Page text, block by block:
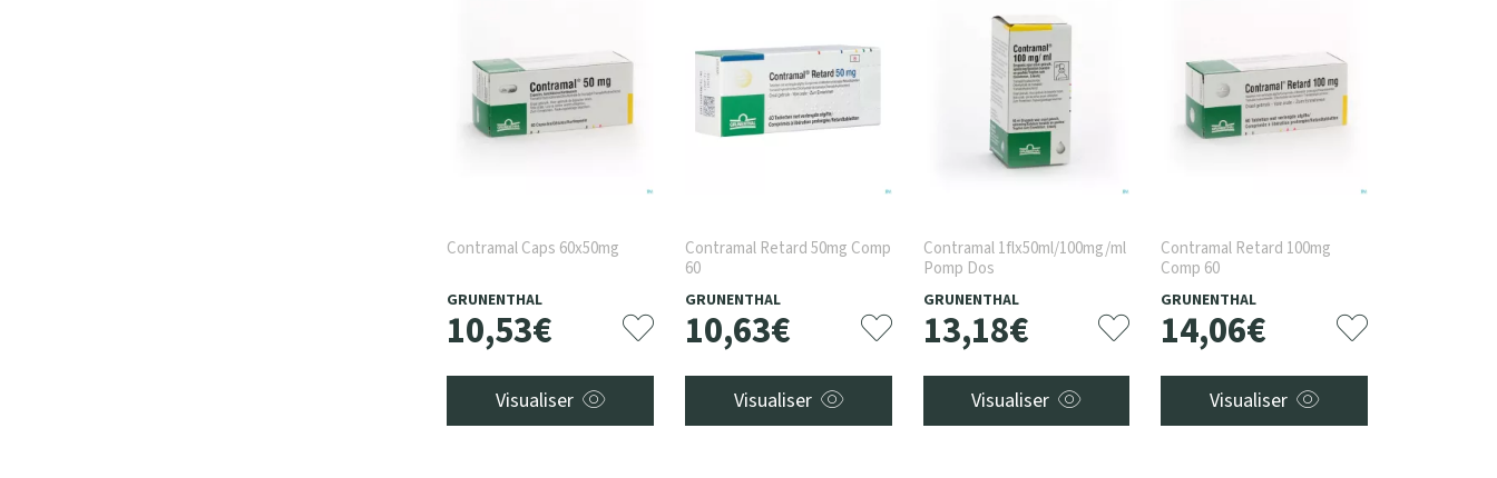
Contramal Caps 60x50mg
GRUNENTHAL
10,53€
Visualiser
Contramal Retard 50mg Comp
60
GRUNENTHAL
10,63€
Visualiser
Contramal 1flx50ml/100mg/ml
Pomp Dos
GRUNENTHAL
13,18€
Visualiser
Contramal Retard 100mg
Comp 60
GRUNENTHAL
14,06€
Visualiser